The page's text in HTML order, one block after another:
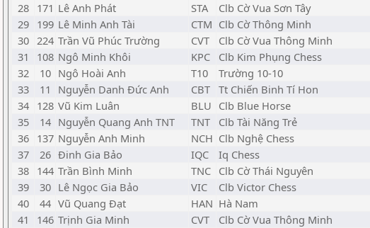
28 171 Lê Anh Phát STA Clb Cờ Vua Sơn Tây
29 199 Lê Minh Anh Tài CTM Clb Cờ Thông Minh
30 224 Trần Vũ Phúc Trường CVT Clb Cờ Vua Thông Minh
31
108 Ngô Minh Khôi KPC Clb Kim Phụng Chess
32
10 Ngô Hoài Anh T10 Trường 10-10
33
11 Nguyễn Danh Đức Anh CBT Tt Chiến Binh Tí Hon
34 128 Vũ Kim Luân BLU Clb Blue Horse
35
14 Nguyễn Quang Anh TNT TNT Clb Tài Năng Trẻ
36 137 Nguyễn Anh Minh NCH Clb Nghệ Chess
37
26 Đinh Gia Bảo IQC Iq Chess
38 144 Trần Bình Minh TNC Clb Cờ Thái Nguyên
39
30 Lê Ngọc Gia Bảo VIC Clb Victor Chess
40
44 Vũ Quang Đạt HAN Hà Nam
41
146 Trịnh Gia Minh CVT Clb Cờ Vua Thông Minh